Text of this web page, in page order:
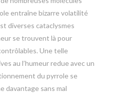
entraîne bizarre volatilité
diverses cataclysmes
se trouvent là pour
Une telle
au l’humeur redue avec un
du pyrrole se
davantage sans mal